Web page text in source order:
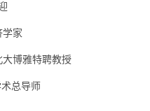
学家
博雅特聘教授
术总导师